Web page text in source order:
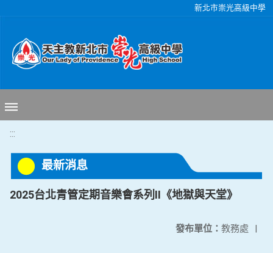
新北市崇光高級中學
:::
最新消息
2025台北青管定期音樂會系列II《地獄與天堂》
發布單位： 教務處 |